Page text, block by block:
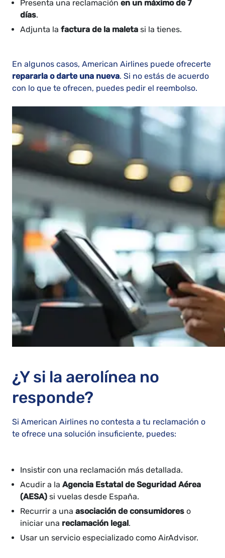
Presenta una reclamación en un máximo de 7
días.
Adjunta la factura de la maleta si la tienes.
En algunos casos, American Airlines puede ofrecerte
repararla o darte una nueva. Si no estás de acuerdo
con lo que te ofrecen, puedes pedir el reembolso.
¿Y si la aerolínea no
responde?
Si American Airlines no contesta a tu reclamación o
te ofrece una solución insuficiente, puedes:
Insistir con una reclamación más detallada.
Acudir a la Agencia Estatal de Seguridad Aérea
(AESA) si vuelas desde España.
Recurrir a una asociación de consumidores o
iniciar una reclamación legal.
Usar un servicio especializado como AirAdvisor.